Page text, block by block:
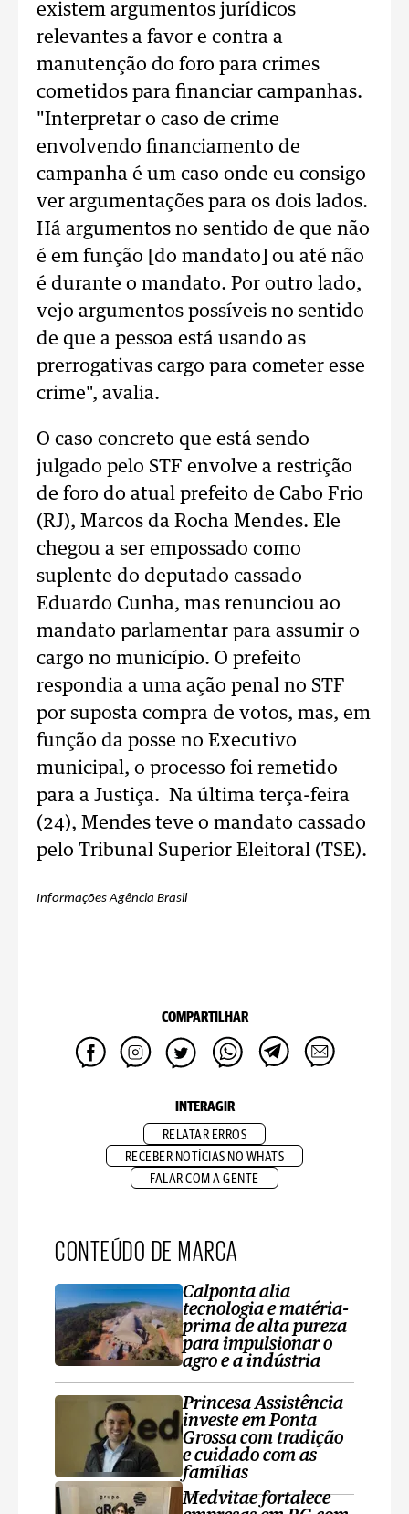
existem argumentos jurídicos
relevantes a favor e contra a
manutenção do foro para crimes
cometidos para financiar campanhas.
"Interpretar o caso de crime
envolvendo financiamento de
campanha é um caso onde eu consigo
ver argumentações para os dois lados.
Há argumentos no sentido de que não
é em função [do mandato] ou até não
é durante o mandato. Por outro lado,
vejo argumentos possíveis no sentido
de que a pessoa está usando as
prerrogativas cargo para cometer esse
crime", avalia.
O caso concreto que está sendo
julgado pelo STF envolve a restrição
de foro do atual prefeito de Cabo Frio
(RJ), Marcos da Rocha Mendes. Ele
chegou a ser empossado como
suplente do deputado cassado
Eduardo Cunha, mas renunciou ao
mandato parlamentar para assumir o
cargo no município. O prefeito
respondia a uma ação penal no STF
por suposta compra de votos, mas, em
função da posse no Executivo
municipal, o processo foi remetido
para a Justiça. Na última terça-feira
(24), Mendes teve o mandato cassado
pelo Tribunal Superior Eleitoral (TSE).
Informações Agência Brasil
COMPARTILHAR
INTERAGIR
RELATAR ERROS
RECEBER NOTÍCIAS NO WHATS
FALAR COM A GENTE
CONTEÚDO DE MARCA
Calponta alia
tecnologia e matéria-
prima de alta pureza
para impulsionar o
agro e a indústria
Princesa Assistência
investe em Ponta
Grossa com tradição
e cuidado com as
famílias
Medvitae fortalece